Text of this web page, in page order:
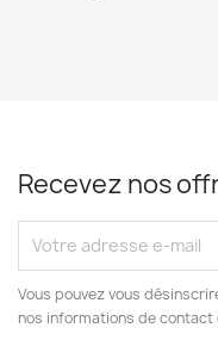
Recevez nos
Vous pouvez vous
nos informations de